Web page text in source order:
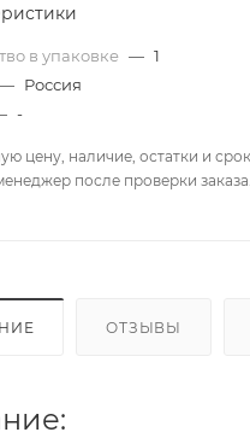
в упаковке — 1
— Россия
-
цену, наличие, остатки и
после проверки заказа.
ОТЗЫВЫ